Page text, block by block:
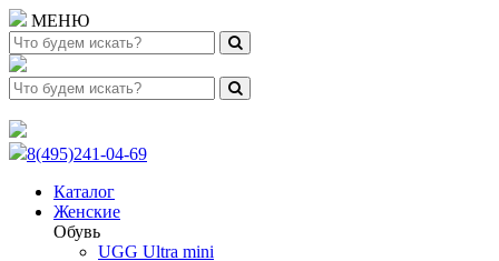
МЕНЮ
8(495)241-04-69
Каталог
Женские
Обувь
UGG Ultra mini